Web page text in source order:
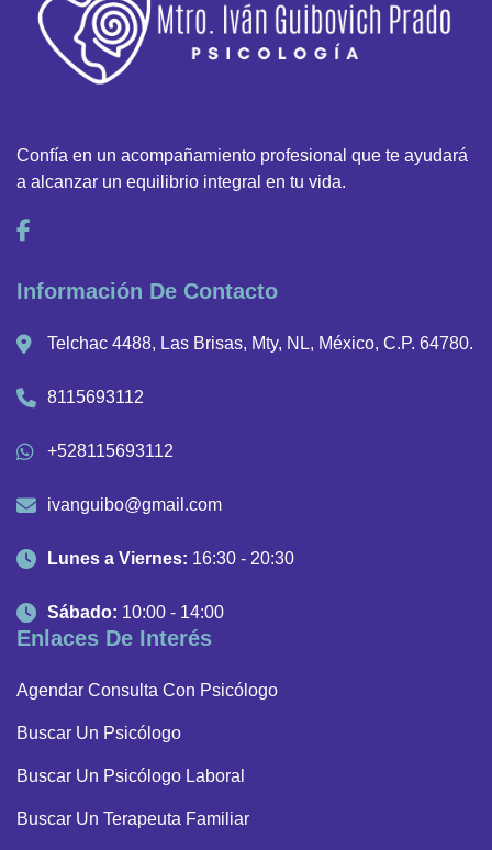
Confía en un acompañamiento profesional que te ayudará
a alcanzar un equilibrio integral en tu vida.
Información De Contacto
Telchac 4488, Las Brisas, Mty, NL, México, C.P. 64780.
8115693112
+528115693112
ivanguibo@gmail.com
Lunes a Viernes: 16:30 - 20:30
Sábado: 10:00 - 14:00
Enlaces De Interés
Agendar Consulta Con Psicólogo
Buscar Un Psicólogo
Buscar Un Psicólogo Laboral
Buscar Un Terapeuta Familiar